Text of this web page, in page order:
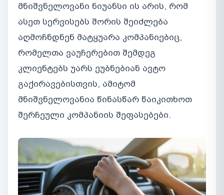
მნიშვნელოვანი ნიუანსი ის არის, რომ
ასეთ სერვისებს შორის შეიძლება
აღმოჩნდნენ მატყუარა კომპანიებიც,
რომელთა ვაუჩერებით შემდეგ
კლიენტებს უარს ეუბნებიან ავტო
გაქირავებისთვის, ამიტომ
მნიშვნელოვანია წინასწარ წაიკითხოთ
შერჩეული კომპანიის შეფასებები.